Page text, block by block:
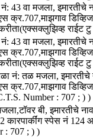
43 वा मजला,
43 वा मजला,
नं: तळ मजला,
Number : 707 ; ) )
बी,
कारपार्कींग स्पेस नं 124
: 707 ; ) )